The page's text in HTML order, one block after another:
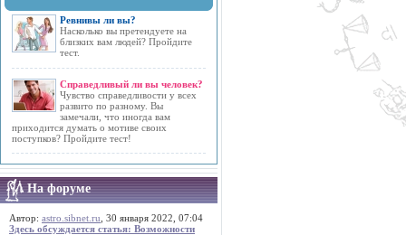
Ревнивы ли вы?
Насколько вы претендуете на
близких вам людей? Пройдите
тест.
Справедливый ли вы человек?
Чувство справедливости у всех
развито по разному. Вы
замечали, что иногда вам
приходится думать о мотиве своих
поступков? Пройдите тест!
На форуме
Автор: astro.sibnet.ru , 30 января 2022, 07:04
Здесь обсуждается статья: Возможности